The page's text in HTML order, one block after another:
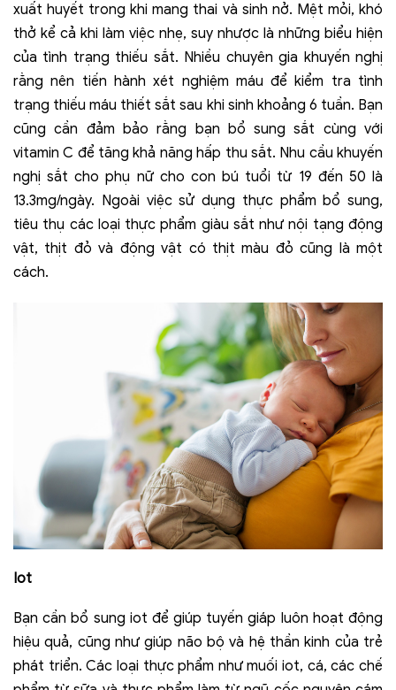
xuất huyết trong khi mang thai và sinh nở. Mệt mỏi, khó
thở kể cả khi làm việc nhẹ, suy nhược là những biểu hiện
của tình trạng thiếu sắt. Nhiều chuyên gia khuyến nghị
rằng nên tiến hành xét nghiệm máu để kiểm tra tình
trạng thiếu máu thiết sắt sau khi sinh khoảng 6 tuần. Bạn
cũng cần đảm bảo rằng bạn bổ sung sắt cùng với
vitamin C để tăng khả năng hấp thu sắt. Nhu cầu khuyến
nghị sắt cho phụ nữ cho con bú tuổi từ 19 đến 50 là
13.3mg/ngày. Ngoài việc sử dụng thực phẩm bổ sung,
tiêu thụ các loại thực phẩm giàu sắt như nội tạng động
vật, thịt đỏ và động vật có thịt màu đỏ cũng là một
cách.
Iot
Bạn cần bổ sung iot để giúp tuyến giáp luôn hoạt động
hiệu quả, cũng như giúp não bộ và hệ thần kinh của trẻ
phát triển. Các loại thực phẩm như muối iot, cá, các chế